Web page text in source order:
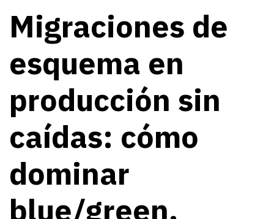
Migraciones de
esquema en
producción sin
caídas: cómo
dominar
blue/green,